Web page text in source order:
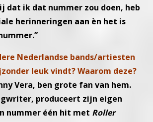
dat ik dat nummer zou doen, heb
herinneringen aan èn het is
Nederlandse bands/artiesten
leuk vindt? Waarom deze?
Vera, ben grote fan van hem.
produceert zijn eigen
nummer één hit met Roller